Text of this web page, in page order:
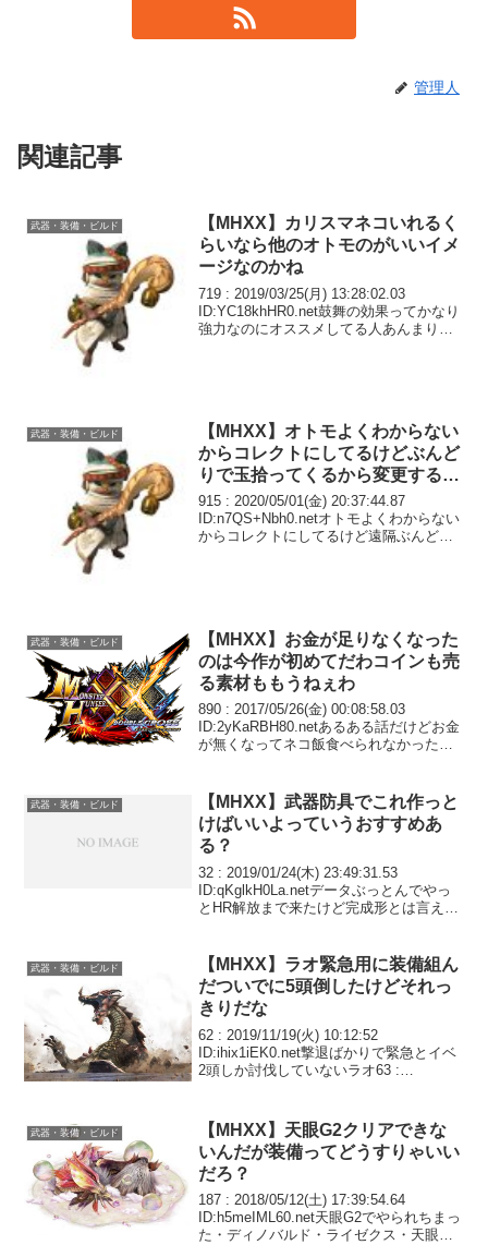
管理人
関連記事
武器・装備・ビルド
【MHXX】カリスマネコいれるく
らいなら他のオトモのがいいイメ
ージなのかね
719 : 2019/03/25(月) 13:28:02.03
ID:YC18khHR0.net鼓舞の効果ってかなり
強力なのにオススメしてる人あんまりい
武器・装備・ビルド
【MHXX】オトモよくわからない
からコレクトにしてるけどぶんど
りで玉拾ってくるから変更する気
にならない
915 : 2020/05/01(金) 20:37:44.87
ID:n7QS+Nbh0.netオトモよくわからない
からコレクトにしてるけど遠隔ぶんどり
武器・装備・ビルド
【MHXX】お金が足りなくなった
のは今作が初めてだわコインも売
る素材ももうねぇわ
890 : 2017/05/26(金) 00:08:58.03
ID:2yKaRBH80.netあるある話だけどお金
が無くなってネコ飯食べられなかったわ
: 201...
武器・装備・ビルド
【MHXX】武器防具でこれ作っと
けばいいよっていうおすすめあ
る？
32 : 2019/01/24(木) 23:49:31.53
ID:qKglkH0La.netデータぶっとんでやっ
とHR解放まで来たけど完成形とは言えな
スロ3は手に入...
武器・装備・ビルド
【MHXX】ラオ緊急用に装備組ん
だついでに5頭倒したけどそれっ
きりだな
62 : 2019/11/19(火) 10:12:52
ID:ihix1iEK0.net撃退ばかりで緊急とイベ
2頭しか討伐していないラオ63 :
武器・装備・ビルド
【MHXX】天眼G2クリアできな
いんだが装備ってどうすりゃいい
だろ？
187 : 2018/05/12(土) 17:39:54.64
ID:h5meIML60.net天眼G2でやられちまっ
た・ディノバルド・ライゼクス・天眼っ